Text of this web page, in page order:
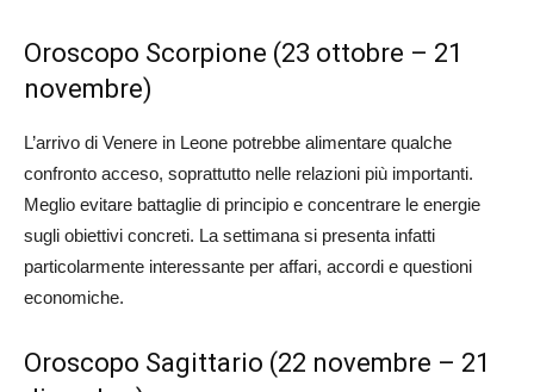
Oroscopo Scorpione (23 ottobre – 21
novembre)
L’arrivo di Venere in Leone potrebbe alimentare qualche
confronto acceso, soprattutto nelle relazioni più importanti.
Meglio evitare battaglie di principio e concentrare le energie
sugli obiettivi concreti. La settimana si presenta infatti
particolarmente interessante per affari, accordi e questioni
economiche.
Oroscopo Sagittario (22 novembre – 21